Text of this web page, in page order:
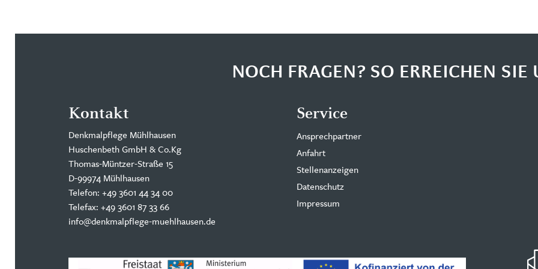
NOCH FRAGEN? SO ERREICHEN SIE
Kontakt
Denkmalpflege Mühlhausen
Huschenbeth GmbH & Co.Kg
Thomas-Müntzer-Straße 15
D-99974 Mühlhausen
Telefon: +49 3601 44 34 00
Telefax: +49 3601 87 33 66
info@denkmalpflege-muehlhausen.de
Service
Ansprechpartner
Anfahrt
Stellenanzeigen
Datenschutz
Impressum